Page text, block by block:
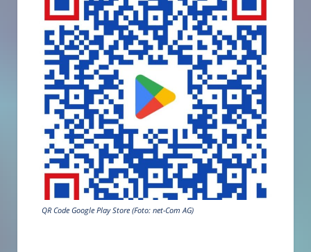
QR Code Google Play Store (Foto: net-Com AG)